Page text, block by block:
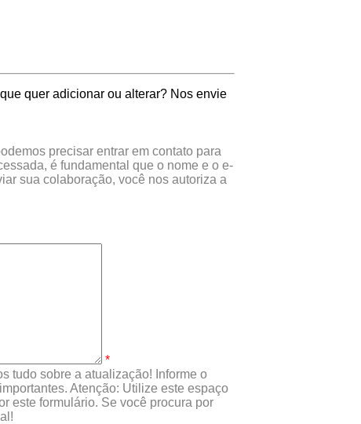
quer adicionar ou alterar? Nos envie
precisar entrar em contato para
é fundamental que o nome e o e-
sua colaboração, você nos autoriza a
*
tudo sobre a atualização! Informe o
Atenção: Utilize este espaço
este formulário. Se você procura por